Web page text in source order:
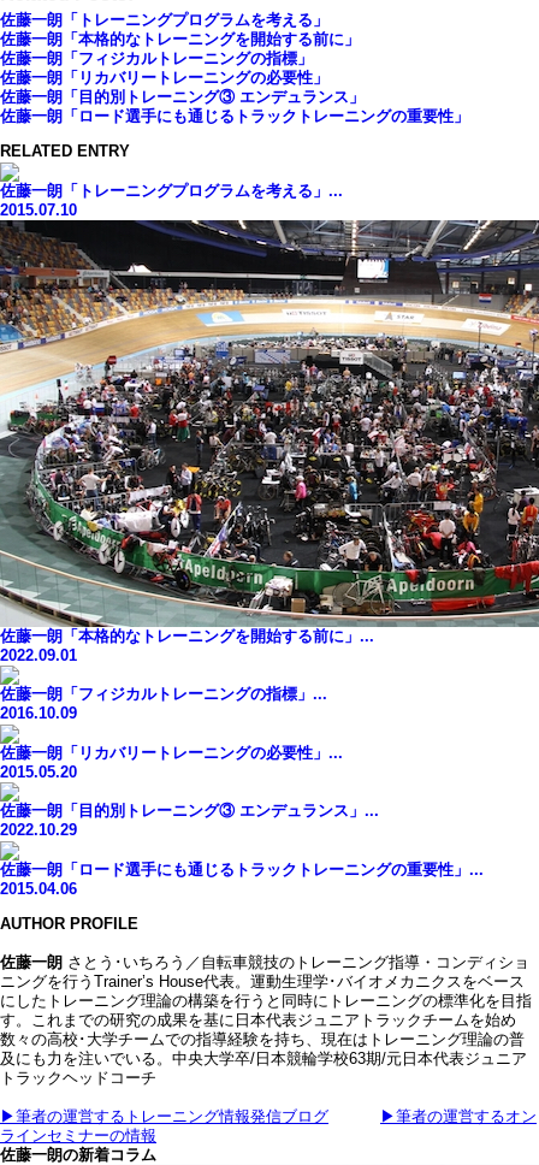
佐藤一朗「トレーニングプログラムを考える」
佐藤一朗「本格的なトレーニングを開始する前に」
佐藤一朗「フィジカルトレーニングの指標」
佐藤一朗「リカバリートレーニングの必要性」
佐藤一朗「目的別トレーニング③ エンデュランス」
佐藤一朗「ロード選手にも通じるトラックトレーニングの重要性」
RELATED ENTRY
佐藤一朗「トレーニングプログラムを考える」...
2015.07.10
佐藤一朗「本格的なトレーニングを開始する前に」...
2022.09.01
佐藤一朗「フィジカルトレーニングの指標」...
2016.10.09
佐藤一朗「リカバリートレーニングの必要性」...
2015.05.20
佐藤一朗「目的別トレーニング③ エンデュランス」...
2022.10.29
佐藤一朗「ロード選手にも通じるトラックトレーニングの重要性」...
2015.04.06
AUTHOR PROFILE
佐藤一朗 さとう･いちろう／自転車競技のトレーニング指導・コンディショ
ニングを行うTrainer’s House代表。運動生理学･バイオメカニクスをベース
にしたトレーニング理論の構築を行うと同時にトレーニングの標準化を目指
す。これまでの研究の成果を基に日本代表ジュニアトラックチームを始め
数々の高校･大学チームでの指導経験を持ち、現在はトレーニング理論の普
及にも力を注いでいる。中央大学卒/日本競輪学校63期/元日本代表ジュニア
トラックヘッドコーチ
▶筆者の運営するトレーニング情報発信ブログ
▶筆者の運営するオン
ラインセミナーの情報
佐藤一朗の新着コラム